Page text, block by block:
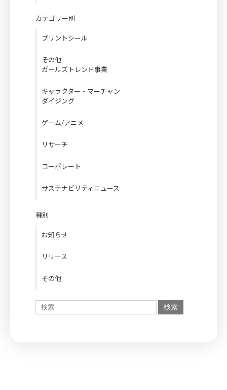
カテゴリー別
プリントシール
その他
ガールズトレンド事業
キャラクター・マーチャン
ダイジング
ゲーム/アニメ
リサーチ
コーポレート
サステナビリティニュース
種別
お知らせ
リリース
その他